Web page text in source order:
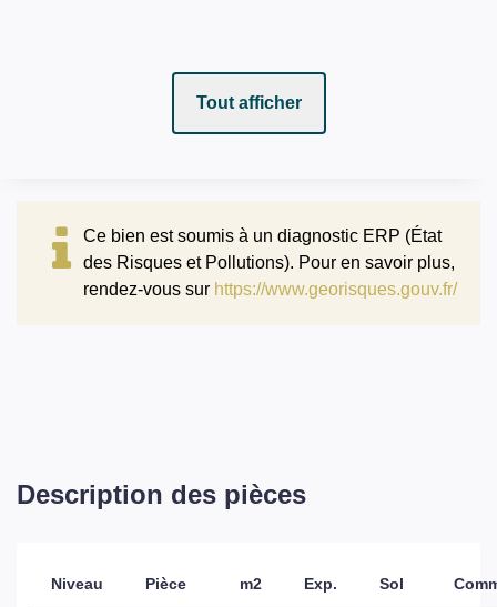
Tout afficher
Ce bien est soumis à un diagnostic ERP (État
des Risques et Pollutions). Pour en savoir plus,
rendez-vous sur https://www.georisques.gouv.fr/
Description des pièces
Niveau Pièce m2 Exp. Sol